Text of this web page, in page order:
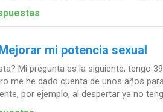
mi potencia sexual
Mi pregunta es la siguiente, tengo
me he dado cuenta de unos años
por ejemplo, al despertar ya no